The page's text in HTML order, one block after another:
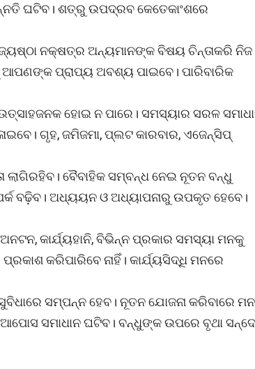
ଘଟିବ। ଶତ୍ରୁ ଉପଦ୍ରବ କେତେକାଂଶରେ
ନକ୍ଷତ୍ର ଅନ୍ୟମାନଙ୍କ ବିଷୟ ଚିନ୍ତାକରି ନିଜ
ଆପଣଙ୍କ ପ୍ରାପ୍ୟ ଅବଶ୍ୟ ପାଇବେ। ପାରିବାରିକ
ହୋଇ ନ ପାରେ। ସମସ୍ୟାର ସରଳ
ଗୃହ, ଜମିଜମା, ପ୍ଲଟ କାରବାର, ଏଜେନ୍ସିପ୍‌
ବୈବାହିକ ସମ୍ବନ୍ଧ ନେଇ ନୂତନ ବନ୍ଧୁ
ବଢ଼ିବ। ଅଧ୍ୟୟନ ଓ ଅଧ୍ୟାପନାରୁ ଉପକୃତ ହେବେ।
କାର୍ଯ୍ୟହାନି, ବିଭିନ୍ନ ପ୍ରକାର ସମସ୍ୟା ମନକୁ
କରିପାରିବେ ନାହିଁ। କାର୍ଯ୍ୟସିଦ୍ଧି ମନରେ
ସମ୍ପନ୍ନ ହେବ। ନୂତନ ଯୋଜନା କରିବାରେ ମନ
ସମାଧାନ ଘଟିବ। ବନ୍ଧୁଙ୍କ ଉପରେ ବୃଥା